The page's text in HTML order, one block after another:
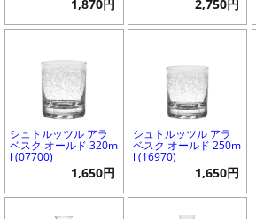
1,870円 2,750円
シュトルッツル アラ
ベスク オールド 320m
l (07700)
1,650円
シュトルッツル アラ
ベスク オールド 250m
l (16970)
1,650円